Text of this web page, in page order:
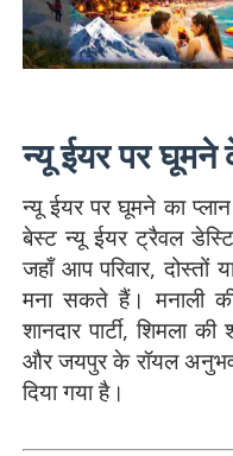
न्यू ईयर पर
न्यू ईयर पर घूमने का
बेस्ट न्यू ईयर ट्रैवल
जहाँ आप परिवार, दोस्तों
मना सकते हैं। मनाली की
शानदार पार्टी, शिमला
और जयपुर के रॉयल
दिया गया है।